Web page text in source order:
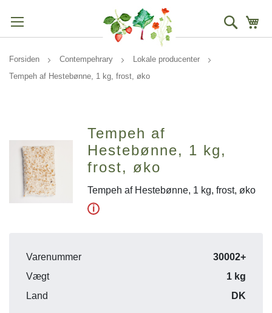
Søg
Forsiden Contempehrary
Lokale producenter
Tempeh af Hestebønne, 1 kg, frost, øko
Tempeh af
Hestebønne, 1 kg,
frost, øko
Tempeh af Hestebønne, 1 kg, frost, øko
i
Varenummer
30002+
Vægt
1 kg
Land
DK